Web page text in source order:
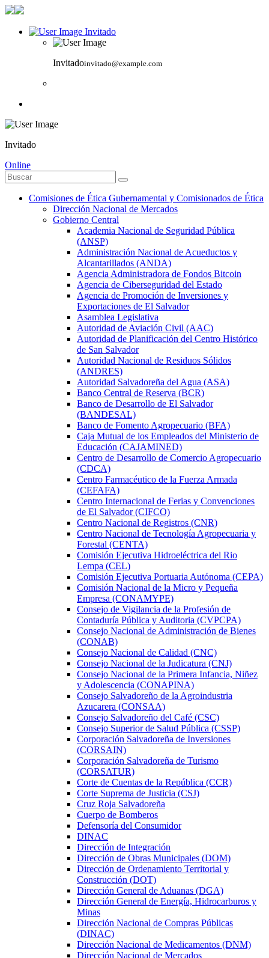
Invitado
Invitadoinvitado@example.com
Invitado
Online
Comisiones de Ética Gubernamental y Comisionados de Ética
Dirección Nacional de Mercados
Gobierno Central
Academia Nacional de Seguridad Pública
(ANSP)
Administración Nacional de Acueductos y
Alcantarillados (ANDA)
Agencia Administradora de Fondos Bitcoin
Agencia de Ciberseguridad del Estado
Agencia de Promoción de Inversiones y
Exportaciones de El Salvador
Asamblea Legislativa
Autoridad de Aviación Civil (AAC)
Autoridad de Planificación del Centro Histórico
de San Salvador
Autoridad Nacional de Residuos Sólidos
(ANDRES)
Autoridad Salvadoreña del Agua (ASA)
Banco Central de Reserva (BCR)
Banco de Desarrollo de El Salvador
(BANDESAL)
Banco de Fomento Agropecuario (BFA)
Caja Mutual de los Empleados del Ministerio de
Educación (CAJAMINED)
Centro de Desarrollo de Comercio Agropecuario
(CDCA)
Centro Farmacéutico de la Fuerza Armada
(CEFAFA)
Centro Internacional de Ferias y Convenciones
de El Salvador (CIFCO)
Centro Nacional de Registros (CNR)
Centro Nacional de Tecnología Agropecuaria y
Forestal (CENTA)
Comisión Ejecutiva Hidroeléctrica del Rio
Lempa (CEL)
Comisión Ejecutiva Portuaria Autónoma (CEPA)
Comisión Nacional de la Micro y Pequeña
Empresa (CONAMYPE)
Consejo de Vigilancia de la Profesión de
Contaduría Pública y Auditoria (CVPCPA)
Consejo Nacional de Administración de Bienes
(CONAB)
Consejo Nacional de Calidad (CNC)
Consejo Nacional de la Judicatura (CNJ)
Consejo Nacional de la Primera Infancia, Niñez
y Adolescencia (CONAPINA)
Consejo Salvadoreño de la Agroindustria
Azucarera (CONSAA)
Consejo Salvadoreño del Café (CSC)
Consejo Superior de Salud Pública (CSSP)
Corporación Salvadoreña de Inversiones
(CORSAIN)
Corporación Salvadoreña de Turismo
(CORSATUR)
Corte de Cuentas de la República (CCR)
Corte Suprema de Justicia (CSJ)
Cruz Roja Salvadoreña
Cuerpo de Bomberos
Defensoría del Consumidor
DINAC
Dirección de Integración
Dirección de Obras Municipales (DOM)
Dirección de Ordenamiento Territorial y
Construcción (DOT)
Dirección General de Aduanas (DGA)
Dirección General de Energía, Hidrocarburos y
Minas
Dirección Nacional de Compras Públicas
(DINAC)
Dirección Nacional de Medicamentos (DNM)
Dirección Nacional de Mercados